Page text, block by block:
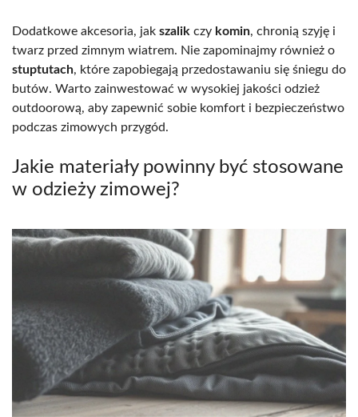
Dodatkowe akcesoria, jak szalik czy komin, chronią szyję i
twarz przed zimnym wiatrem. Nie zapominajmy również o
stuptutach, które zapobiegają przedostawaniu się śniegu do
butów. Warto zainwestować w wysokiej jakości odzież
outdoorową, aby zapewnić sobie komfort i bezpieczeństwo
podczas zimowych przygód.
Jakie materiały powinny być stosowane
w odzieży zimowej?